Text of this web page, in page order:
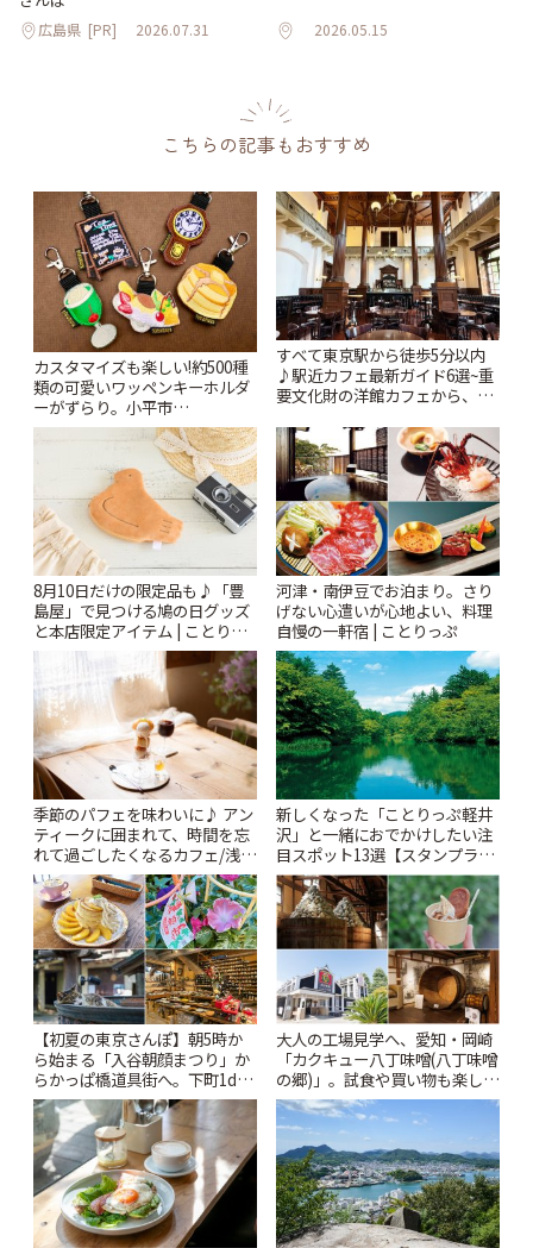
広島県 [PR] 2026.07.31 2026.05.15
こちらの記事もおすすめ
カスタマイズも楽しい!約500種
類の可愛いワッペンキーホルダ
ーがずらり。小平市
「Kimamaya T&K」 | ことりっ
すべて東京駅から徒歩5分以内
♪駅近カフェ最新ガイド6選~重
要文化財の洋館カフェから、改
りっぷ
8月10日だけの限定品も♪「豊
島屋」で見つける鳩の日グッズ
と本店限定アイテム | ことりっ
ぷ
河津・南伊豆でお泊まり。さり
げない心遣いが心地よい、料理
自慢の一軒宿 | ことりっぷ
季節のパフェを味わいに♪ アン
ティークに囲まれて、時間を忘
れて過ごしたくなるカフェ/浅草
「annorum cafe」 | ことりっぷ
新しくなった「ことりっぷ軽井
沢」と一緒におでかけしたい注
目スポット13選【スタンプラリ
ー開催中】 | ことりっぷ
【初夏の東京さんぽ】朝5時か
ら始まる「入谷朝顔まつり」か
らかっぱ橋道具街へ。下町1day
さんぽプラン | ことりっぷ
大人の工場見学へ、愛知・岡崎
「カクキュー八丁味噌(八丁味噌
の郷)」。試食や買い物も楽しみ
♪ | ことりっぷ